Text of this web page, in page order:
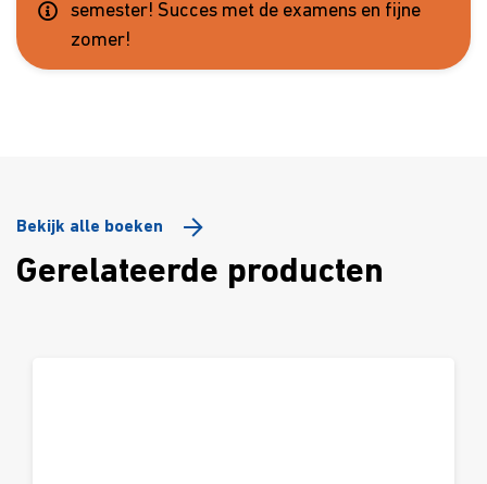
semester! Succes met de examens en fijne
zomer!
Bekijk alle boeken
Gerelateerde producten